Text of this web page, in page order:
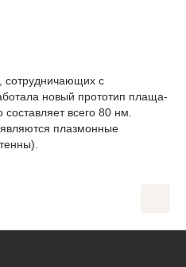
сотрудничающих с
новый прототип плаща-
всего 80 нм.
плазмонные